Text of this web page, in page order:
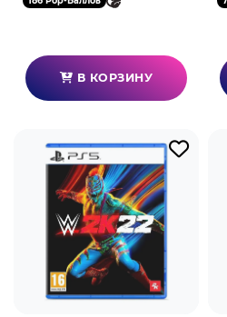
В КОРЗИНУ